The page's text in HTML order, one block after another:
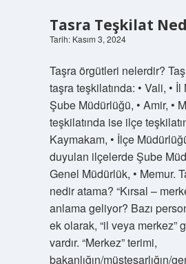
Tasra Teşkilat
Tarih: Kasım 3, 2024
Taşra örgütleri nelerdir?
taşra teşkilatında: • Vali, •
Şube Müdürlüğü, • Amir, •
teşkilatında ise ilçe
Kaymakam, • İlçe
duyulan ilçelerde Şube
Genel Müdürlük, • Memur.
nedir atama? “Kırsal –
anlama geliyor? Bazı
ek olarak, “il veya merkez”
vardır. “Merkez” terimi,
bakanlığın/müsteşarlığın/